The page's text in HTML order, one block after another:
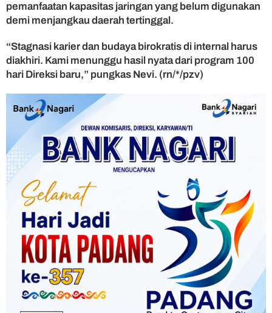
pemanfaatan kapasitas jaringan yang belum digunakan
demi menjangkau daerah tertinggal.
“Stagnasi karier dan budaya birokratis di internal harus
diakhiri. Kami menunggu hasil nyata dari program 100
hari Direksi baru,” pungkas Nevi. (rn/*/pzv)